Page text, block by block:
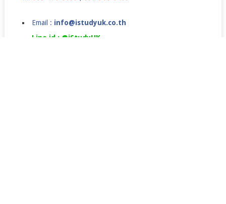
Email : info@istudyuk.co.th
Line id : @iStudyUK